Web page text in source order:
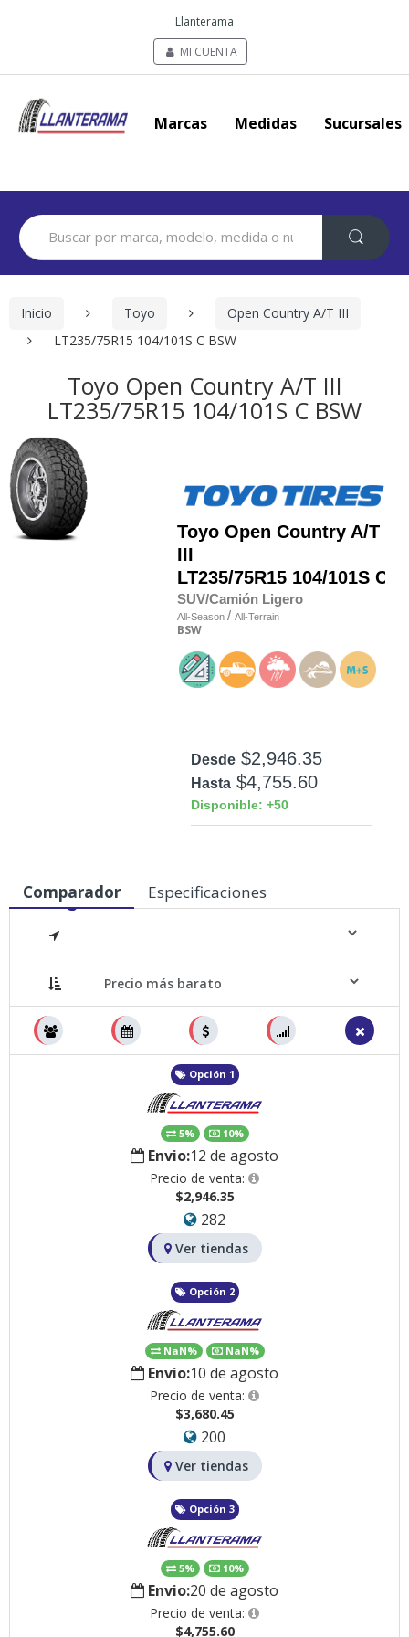
Llanterama
MI CUENTA
Marcas Medidas Sucursales
Search
for:
Inicio Toyo
Open Country A/T III
LT235/75R15 104/101S C BSW
Toyo Open Country A/T III
LT235/75R15 104/101S C BSW
Toyo Open Country A/T
III
LT235/75R15 104/101S C
SUV/Camión Ligero
All-Season / All-Terrain
BSW
Desde $2,946.35
Hasta $4,755.60
Disponible: +50
Medidas
Comparador Especificaciones
Opción 1
5% 10%
Envio:12 de agosto
Precio de venta:
$2,946.35
282
Ver tiendas
Opción 2
NaN% NaN%
Envio:10 de agosto
Precio de venta:
$3,680.45
200
Ver tiendas
Opción 3
5% 10%
Envio:20 de agosto
Precio de venta:
$4,755.60